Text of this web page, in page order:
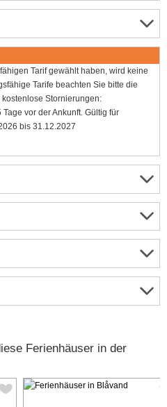
Tarif gewählt haben, wird keine
Tarife beachten Sie bitte die
Stornierungen:
vor der Ankunft. Gültig für
bis 31.12.2027
Ferienhäuser in der